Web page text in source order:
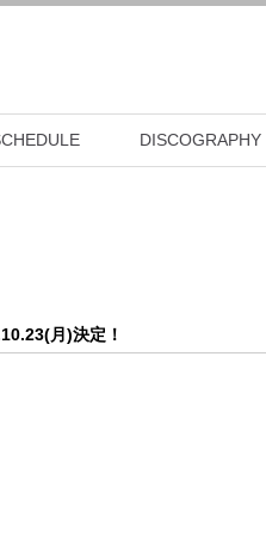
DISCOGRAPHY
月)決定！